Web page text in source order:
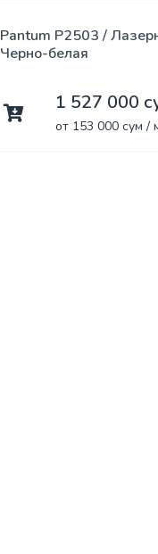
Pantum P2503 /
Черно-белая
1 527 000
от 153 000 сум /